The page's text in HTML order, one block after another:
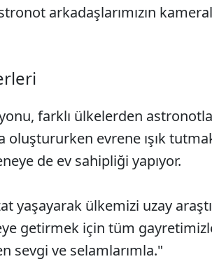
arkadaşlarımızın
farklı ülkelerden
evrene ışık
de ev sahipliği yapıyor.
yaşayarak ülkemizi uzay
getirmek için tüm
sevgi ve selamlarımla."